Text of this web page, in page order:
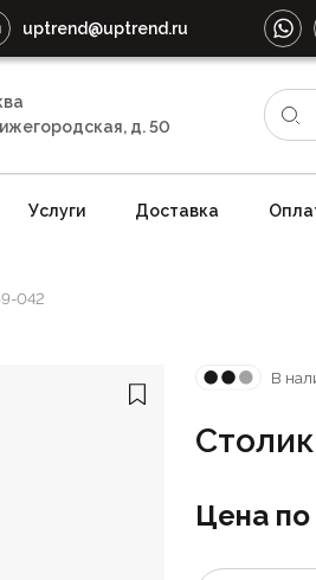
uptrend@uptrend.ru
д. 50
Услуги Доставка
042
В
Цена по